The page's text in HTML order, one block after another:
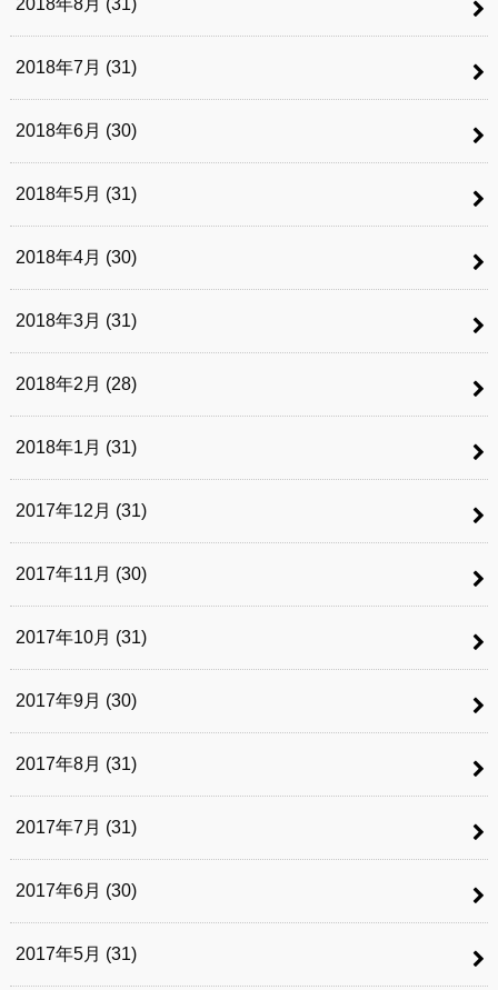
2018年8月 (31)
2018年7月 (31)
2018年6月 (30)
2018年5月 (31)
2018年4月 (30)
2018年3月 (31)
2018年2月 (28)
2018年1月 (31)
2017年12月 (31)
2017年11月 (30)
2017年10月 (31)
2017年9月 (30)
2017年8月 (31)
2017年7月 (31)
2017年6月 (30)
2017年5月 (31)